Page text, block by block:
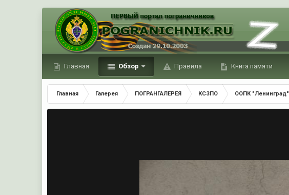
Главная Обзор Правила Книга памяти
Главная Галерея ПОГРАНГАЛЕРЕЯ КСЗПО ООПК "Ленинград"